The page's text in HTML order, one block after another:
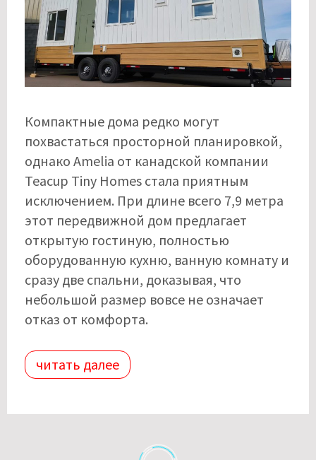
Компактные дома редко могут
похвастаться просторной планировкой,
однако Amelia от канадской компании
Teacup Tiny Homes стала приятным
исключением. При длине всего 7,9 метра
этот передвижной дом предлагает
открытую гостиную, полностью
оборудованную кухню, ванную комнату и
сразу две спальни, доказывая, что
небольшой размер вовсе не означает
отказ от комфорта.
читать далее